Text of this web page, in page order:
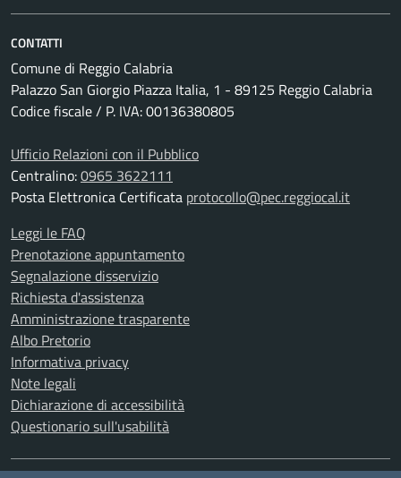
CONTATTI
Comune di Reggio Calabria
Palazzo San Giorgio Piazza Italia, 1 - 89125 Reggio Calabria
Codice fiscale / P. IVA: 00136380805
Ufficio Relazioni con il Pubblico
Centralino:0965 3622111
Posta Elettronica Certificata protocollo@pec.reggiocal.it
Leggi le FAQ
Prenotazione appuntamento
Segnalazione disservizio
Richiesta d'assistenza
Amministrazione trasparente
Albo Pretorio
Informativa privacy
Note legali
Dichiarazione di accessibilità
Questionario sull'usabilità